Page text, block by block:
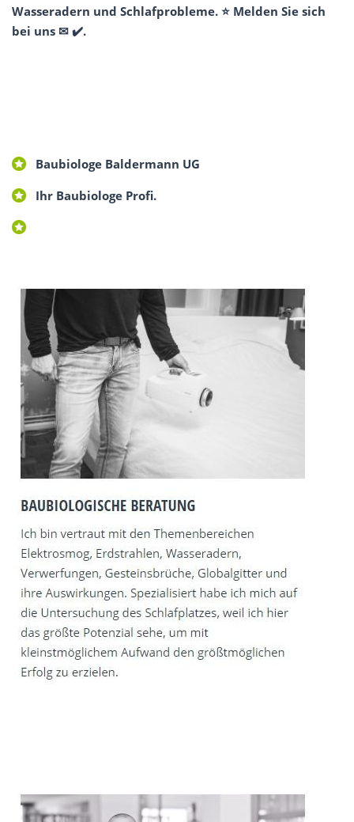
Wasseradern und Schlafprobleme. ⭐ Melden Sie sich
bei uns ✉ ✔️.
Baubiologe Baldermann UG
Ihr Baubiologe Profi.